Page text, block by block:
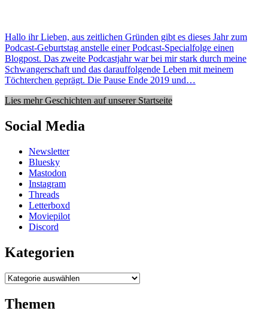
Hallo ihr Lieben, aus zeitlichen Gründen gibt es dieses Jahr zum
Podcast-Geburtstag anstelle einer Podcast-Specialfolge einen
Blogpost. Das zweite Podcastjahr war bei mir stark durch meine
Schwangerschaft und das darauffolgende Leben mit meinem
Töchterchen geprägt. Die Pause Ende 2019 und…
Lies mehr Geschichten auf unserer Startseite
Social Media
Newsletter
Bluesky
Mastodon
Instagram
Threads
Letterboxd
Moviepilot
Discord
Kategorien
Kategorien
Themen